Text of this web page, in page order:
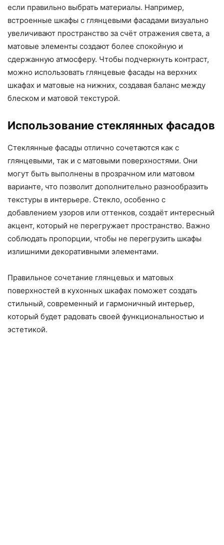
если правильно выбрать материалы. Например,
встроенные шкафы с глянцевыми фасадами визуально
увеличивают пространство за счёт отражения света, а
матовые элементы создают более спокойную и
сдержанную атмосферу. Чтобы подчеркнуть контраст,
можно использовать глянцевые фасады на верхних
шкафах и матовые на нижних, создавая баланс между
блеском и матовой текстурой.
Использование стеклянных фасадов
Стеклянные фасады отлично сочетаются как с
глянцевыми, так и с матовыми поверхностями. Они
могут быть выполнены в прозрачном или матовом
варианте, что позволит дополнительно разнообразить
текстуры в интерьере. Стекло, особенно с
добавлением узоров или оттенков, создаёт интересный
акцент, который не перегружает пространство. Важно
соблюдать пропорции, чтобы не перегрузить шкафы
излишними декоративными элементами.
Правильное сочетание глянцевых и матовых
поверхностей в кухонных шкафах поможет создать
стильный, современный и гармоничный интерьер,
который будет радовать своей функциональностью и
эстетикой.